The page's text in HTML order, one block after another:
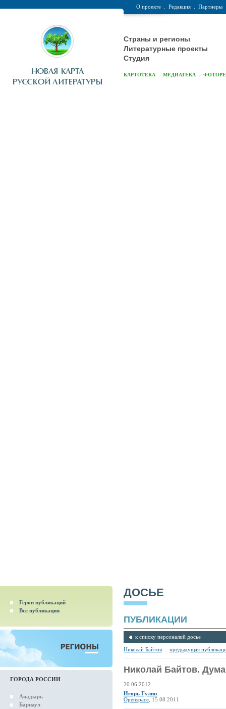
О проекте Редакция Партнеры
Страны и регионы
Литературные проекты
Студия
КАРТОТЕКА МЕДИАТЕКА
Герои публикаций
Все публикации
ГОРОДА РОССИИ
Анадырь
Барнаул
ДОСЬЕ
ПУБЛИКАЦИИ
к списку персоналий досье
Николай Байтов предыдущая
Николай Байтов.
20.06.2012
Игорь Гулин
Openspace , 15.08.2011